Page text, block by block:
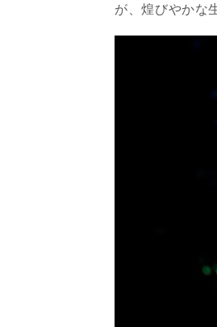
が、煌びやかな